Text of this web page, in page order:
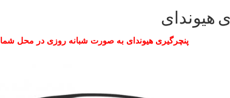
هیوندای
پنچرگیری هیوندای به صورت شبانه روزی در محل شما